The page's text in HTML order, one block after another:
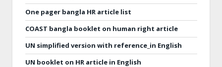
One pager bangla HR article list
COAST bangla booklet on human right article
UN simplified version with reference_in English
UN booklet on HR article in English